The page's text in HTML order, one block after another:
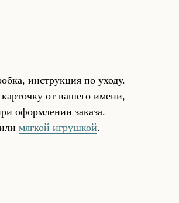
инструкция по уходу.
от вашего имени,
оформлении заказа.
мягкой игрушкой.